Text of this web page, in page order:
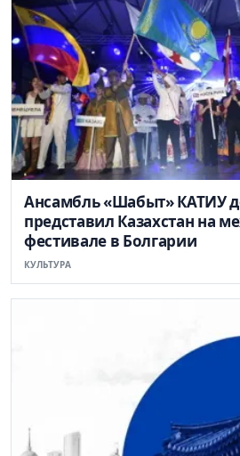
Ансамбль «Шабыт» КАТИУ
представил Казахстан на
фестивале в Болгарии
КУЛЬТУРА